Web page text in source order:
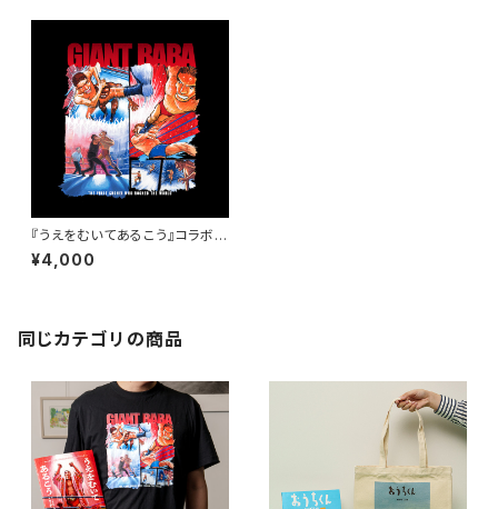
『うえをむいてあるこう』コラボT
シャツ
¥4,000
同じカテゴリの商品